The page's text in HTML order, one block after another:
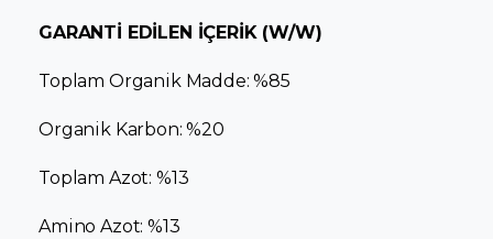
GARANTİ EDİLEN İÇERİK (W/W)
Toplam Organik Madde: %85
Organik Karbon: %20
Toplam Azot: %13
Amino Azot: %13